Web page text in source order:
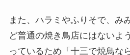
また、ハラミやふりそで、み
ど普通の焼き鳥店にはないよ
っているため「十三で焼鳥な